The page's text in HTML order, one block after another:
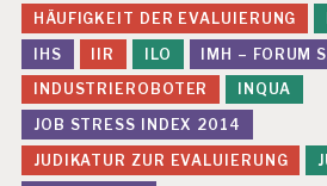
HÄUFIGKEIT DER EVALUIERUNG
IHS
IIR ILO
IMH – FORUM
INDUSTRIEROBOTER
INQUA
JOB STRESS INDEX 2014
JUDIKATUR ZUR EVALUIERUNG